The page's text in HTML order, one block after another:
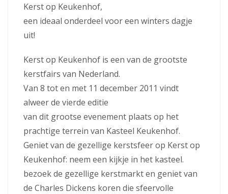
Kerst op Keukenhof,
een ideaal onderdeel voor een winters dagje
uit!
Kerst op Keukenhof is een van de grootste
kerstfairs van Nederland.
Van 8 tot en met 11 december 2011 vindt
alweer de vierde editie
van dit grootse evenement plaats op het
prachtige terrein van Kasteel Keukenhof.
Geniet van de gezellige kerstsfeer op Kerst op
Keukenhof: neem een kijkje in het kasteel.
bezoek de gezellige kerstmarkt en geniet van
de Charles Dickens koren die sfeervolle